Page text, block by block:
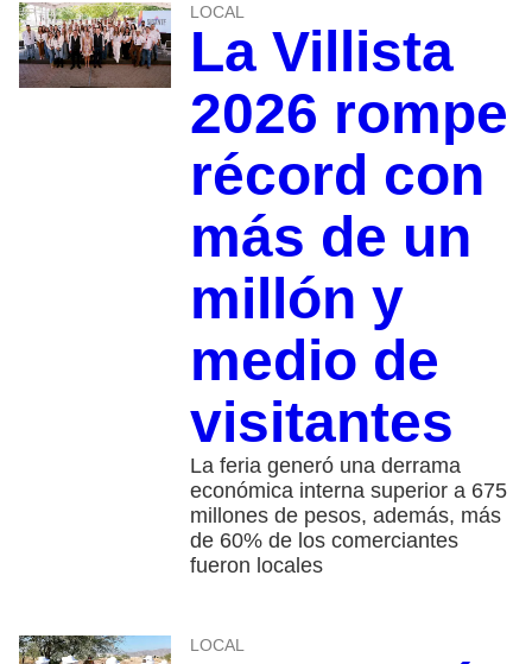
LOCAL
La Villista
2026 rompe
récord con
más de un
millón y
medio de
visitantes
La feria generó una derrama
económica interna superior a 675
millones de pesos, además, más
de 60% de los comerciantes
fueron locales
LOCAL